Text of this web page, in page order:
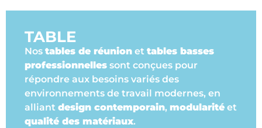
TABLE
Nos tables de réunion et tables basses
professionnelles sont conçues pour
répondre aux besoins variés des
environnements de travail modernes, en
alliant design contemporain, modularité et
qualité des matériaux.